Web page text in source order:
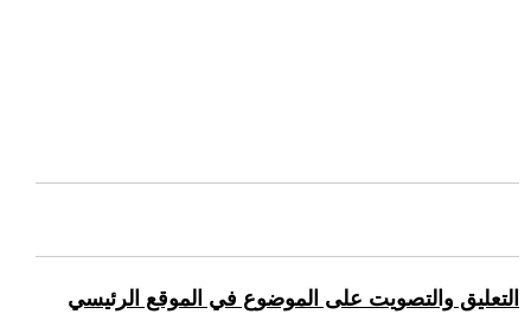
التعليق والتصويت على الموضوع في الموقع الرئيسي